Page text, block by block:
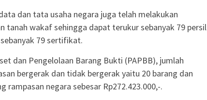
dan tata usaha negara juga telah melakukan
tanah wakaf sehingga dapat terukur sebanyak 79 persil
79 sertifikat.
dan Pengelolaan Barang Bukti (PAPBB), jumlah
bergerak dan tidak bergerak yaitu 20 barang dan
rampasan negara sebesar Rp272.423.000,-.